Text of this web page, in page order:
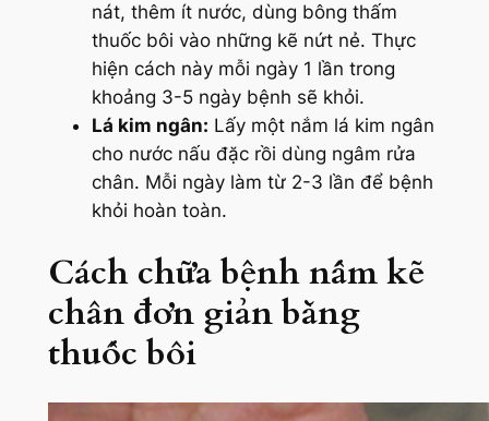
nát, thêm ít nước, dùng bông thấm
thuốc bôi vào những kẽ nứt nẻ. Thực
hiện cách này mỗi ngày 1 lần trong
khoảng 3-5 ngày bệnh sẽ khỏi.
Lá kim ngân: Lấy một nắm lá kim ngân
cho nước nấu đặc rồi dùng ngâm rửa
chân. Mỗi ngày làm từ 2-3 lần để bệnh
khỏi hoàn toàn.
Cách chữa bệnh nấm kẽ
chân đơn giản bằng
thuốc bôi